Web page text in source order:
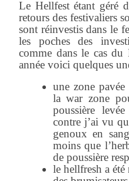
Le Hellfest étant géré
retours des festivaliers
sont réinvestis dans le
les poches des
comme dans le cas
année voici quelques
une zone
la war zone
poussière
contre j’ai vu
genoux en
moins que
de poussière
le hellfresh a